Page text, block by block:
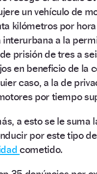
un vehículo de
kilómetros por
interurbana a la
prisión de tres a
en beneficio de la
caso, a la de
por tiempo
a esto se le suma
por este tipo
cometido.